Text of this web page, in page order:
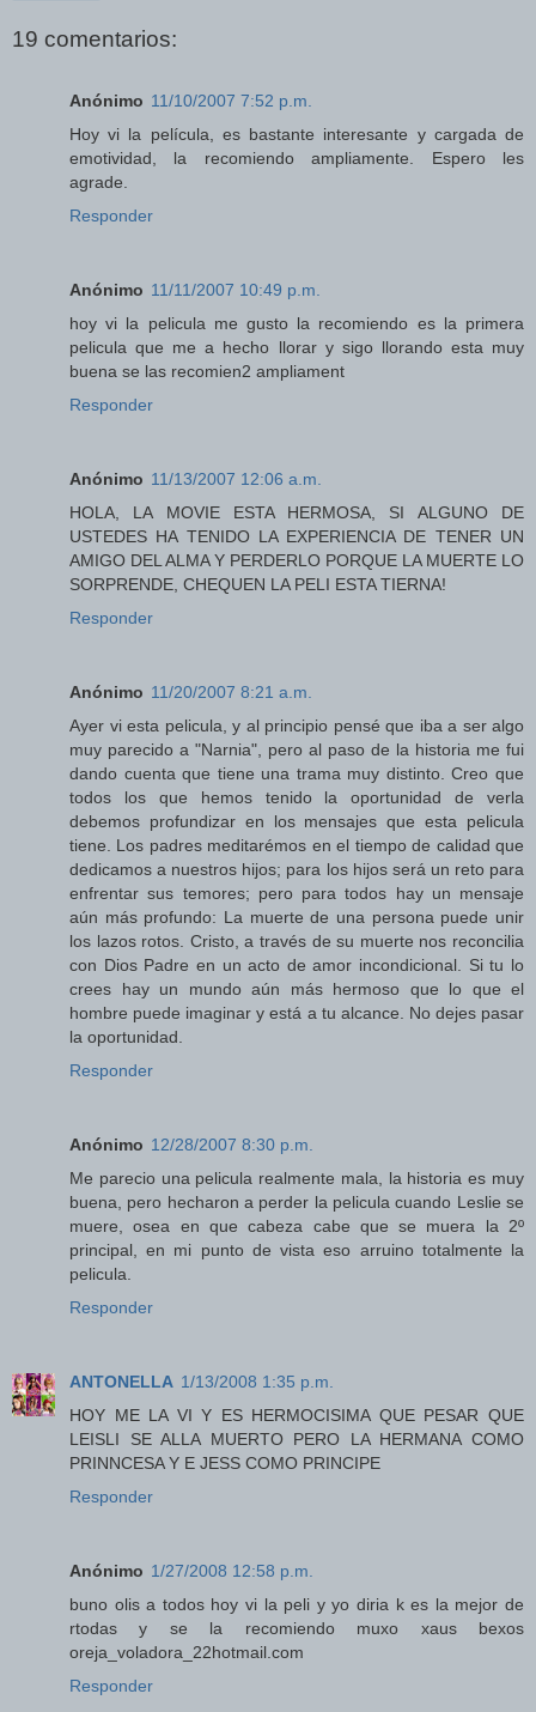
19 comentarios:
Anónimo 11/10/2007 7:52 p.m.
Hoy vi la película, es bastante interesante y cargada de
emotividad, la recomiendo ampliamente. Espero les
agrade.
Responder
Anónimo 11/11/2007 10:49 p.m.
hoy vi la pelicula me gusto la recomiendo es la primera
pelicula que me a hecho llorar y sigo llorando esta muy
buena se las recomien2 ampliament
Responder
Anónimo 11/13/2007 12:06 a.m.
HOLA, LA MOVIE ESTA HERMOSA, SI ALGUNO DE
USTEDES HA TENIDO LA EXPERIENCIA DE TENER UN
AMIGO DEL ALMA Y PERDERLO PORQUE LA MUERTE LO
SORPRENDE, CHEQUEN LA PELI ESTA TIERNA!
Responder
Anónimo 11/20/2007 8:21 a.m.
Ayer vi esta pelicula, y al principio pensé que iba a ser algo
muy parecido a "Narnia", pero al paso de la historia me fui
dando cuenta que tiene una trama muy distinto. Creo que
todos los que hemos tenido la oportunidad de verla
debemos profundizar en los mensajes que esta pelicula
tiene. Los padres meditarémos en el tiempo de calidad que
dedicamos a nuestros hijos; para los hijos será un reto para
enfrentar sus temores; pero para todos hay un mensaje
aún más profundo: La muerte de una persona puede unir
los lazos rotos. Cristo, a través de su muerte nos reconcilia
con Dios Padre en un acto de amor incondicional. Si tu lo
crees hay un mundo aún más hermoso que lo que el
hombre puede imaginar y está a tu alcance. No dejes pasar
la oportunidad.
Responder
Anónimo 12/28/2007 8:30 p.m.
Me parecio una pelicula realmente mala, la historia es muy
buena, pero hecharon a perder la pelicula cuando Leslie se
muere, osea en que cabeza cabe que se muera la 2º
principal, en mi punto de vista eso arruino totalmente la
pelicula.
Responder
ANTONELLA 1/13/2008 1:35 p.m.
HOY ME LA VI Y ES HERMOCISIMA QUE PESAR QUE
LEISLI SE ALLA MUERTO PERO LA HERMANA COMO
PRINNCESA Y E JESS COMO PRINCIPE
Responder
Anónimo 1/27/2008 12:58 p.m.
buno olis a todos hoy vi la peli y yo diria k es la mejor de
rtodas y se la recomiendo muxo xaus bexos
oreja_voladora_22hotmail.com
Responder